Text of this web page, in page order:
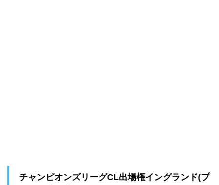
チャンピオンズリーグCL出場権イングランド(プ